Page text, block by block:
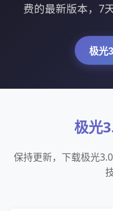
费的最新版本，7
极光
极光
保持更新，下载极光